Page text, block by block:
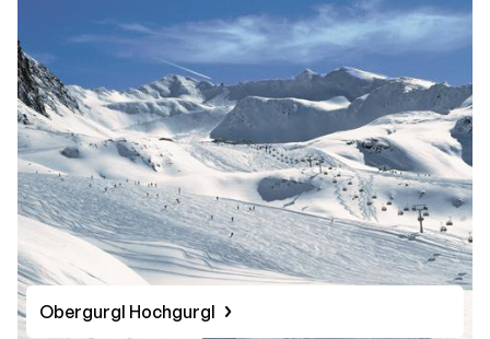
Obergurgl Hochgurgl